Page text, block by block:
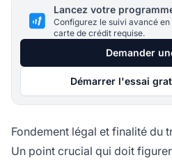
Lancez votre
Configurez le suivi avancé
carte de crédit requise.
Demander
Démarrer l'essai
Fondement légal et finalité du
Un point crucial qui doit